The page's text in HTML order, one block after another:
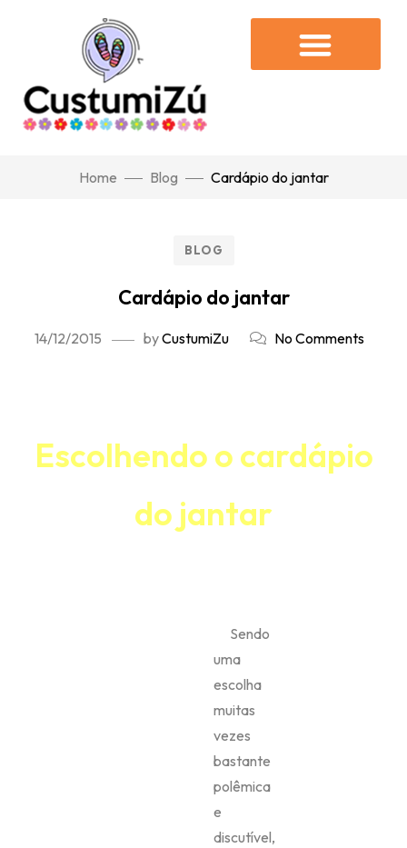
Home Blog Cardápio do jantar
BLOG
Cardápio do jantar
14/12/2015 byCustumiZu No Comments
Escolhendo o cardápio
do jantar
Sendo
uma
escolha
muitas
vezes
bastante
polêmica
e
discutível,